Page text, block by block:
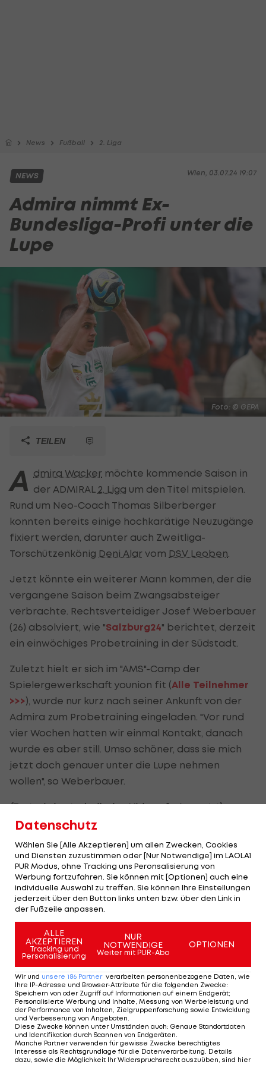
News Fußball 2. Liga
Wien, 03.07.24 19:07
NEWS
Admira nimmt Ex-
Bundesliga-Profi unter die
Lupe
Foto: © GEPA
TEILEN
A dmira Wacker möchte kommende Saison in
der ADMIRAL 2. Liga um den Titel mitspielen.
Rund um Neo-Coach Thomas Silberberger
konnten bereits einige hochkarätige Neuzugänge
fixiert werden, darunter auch Zweitliga-
Torschützenkönig Deni Alar vom DSV Leoben
Jetzt könnte ein weiterer Mann kommen, der die
vergangene Saison beim Zwangsabsteiger
verbrachte. Rechtsverteidiger Josef Weberbauer
(26) absolviert, wie "Salzburg24" berichtet, derzeit
ein einwöchiges Probetraining in der Südstadt.
Zuletzt hielt er sich im "AMS"-Camp der
Spielergewerkschaft younion fit (Alle Teilnehmer
>>>), wurde nur kurz nach seiner Ankunft von der
Admira zum Probetraining eingeladen. "Vor rund
vier Wochen hatten wir einmal Kontakt, danach
wurde es aber still. Umso schöner, dass sie mich
jetzt doch genauer unter die Lupe nehmen
wollen", so Weberbauer.
(Text wird unterhalb des Videos fortgesetzt)
17 Bundesliga-Partien für Ried
Der Kuchler bringt eine interessante Vita mit. Im
Februar 2020 schaffte er nach Stationen bei Kuchl,
Anif und SAK mit 21 Jahren den Sprung in den
ihn im Winter 2022 Bundesligist
zog, im Sommer 2023 ging es nach Leoben.
In der ADMIRAL Bundesliga konnte Weberbauer für
dieSV Ried17 Einsätze verbuchen.
Nach den ersten Einheiten habe Weberbauer ein
gutes Gefühl. Noch ist aber nichts fix. Vorerst will
er in der ADMIRAL2. Ligaüberzeugen. Dann geht
Datenschutz
Wählen Sie [Alle Akzeptieren] um allen Zwecken, Cookies
und Diensten zuzustimmen oder [Nur Notwendige] im LAOLA1
PUR Modus, ohne Tracking uns Peronsalisierung von
Werbung fortzufahren. Sie können mit [Optionen] auch eine
individuelle Auswahl zu treffen. Sie können Ihre Einstellungen
jederzeit über den Button links unten bzw. über den Link in
der Fußzeile anpassen.
ALLE
AKZEPTIEREN
Tracking und
Personalisierung
NUR
NOTWENDIGE
Weiter mit PUR-Abo
OPTIONEN
Wir und unsere 186 Partner verarbeiten personenbezogene Daten, wie
Ihre IP-Adresse und Browser-Attribute für die folgenden Zwecke:
Speichern von oder Zugriff auf Informationen auf einem Endgerät;
Personalisierte Werbung und Inhalte, Messung von Werbeleistung und
der Performance von Inhalten, Zielgruppenforschung sowie Entwicklung
und Verbesserung von Angeboten
Diese Zwecke können unter Umständen auch: Genaue Standortdaten
und Identifikation durch Scannen von Endgeräten
Manche Partner verwenden für gewisse Zwecke berechtigtes
Interesse als Rechtsgrundlage für die Datenverarbeitung. Details
dazu, sowie die Möglichkeit Ihr Widerspruchsrecht auszuüben, sind hier